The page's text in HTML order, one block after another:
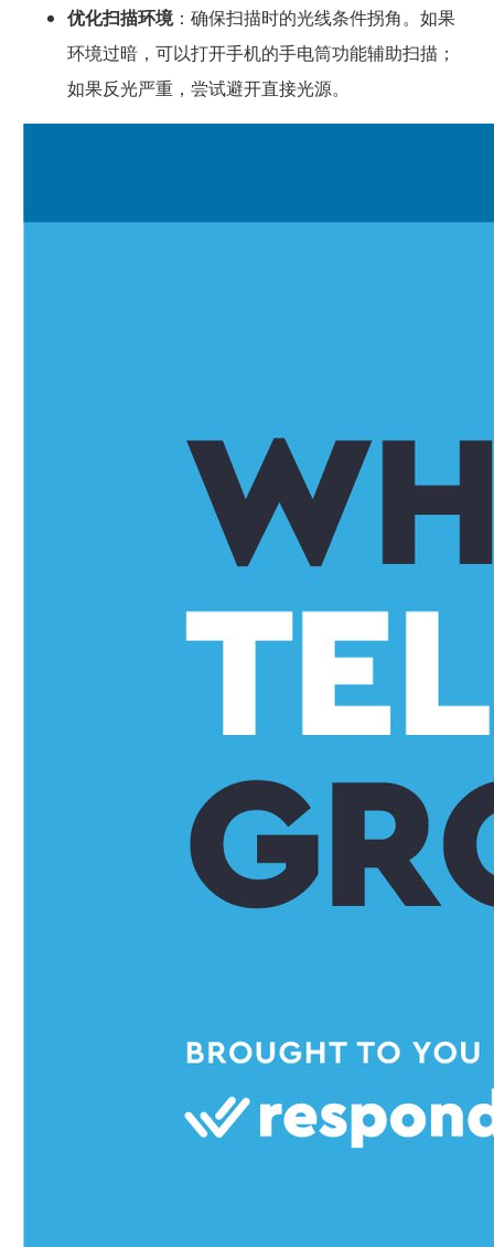
优化扫描环境：确保扫描时的光线条件拐角。如果
环境过暗，可以打开手机的手电筒功能辅助扫描；
如果反光严重，尝试避开直接光源。